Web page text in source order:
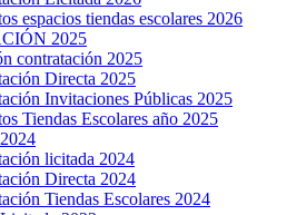
espacios tiendas escolares 2026
2025
contratación 2025
Directa 2025
Invitaciones Públicas 2025
Tiendas Escolares año 2025
licitada 2024
Directa 2024
Tiendas Escolares 2024